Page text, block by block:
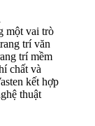
một vai trò
trí văn
trí mềm
chất và
kết hợp
thuật